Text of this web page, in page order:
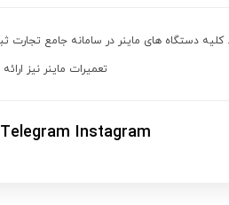
دستگاه های ماینر در سامانه جامع
تعمیرات ماینر نیز
Telegram Instagram